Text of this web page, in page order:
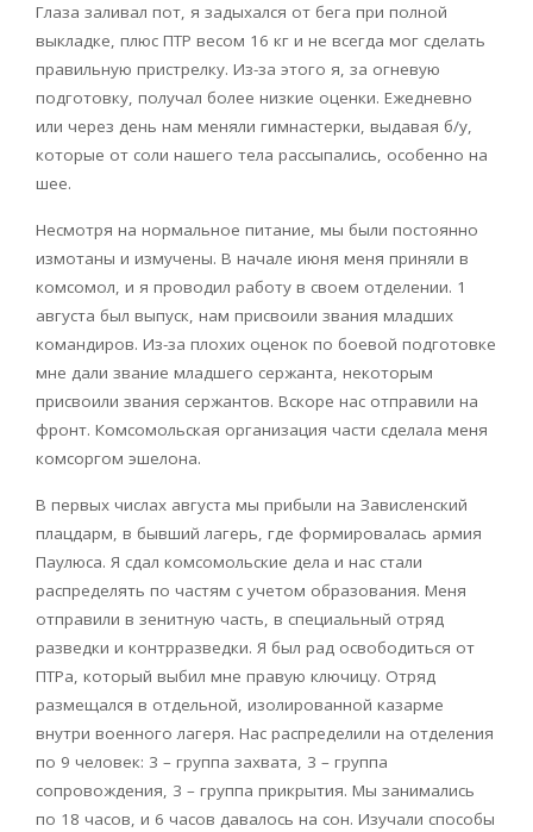
Глаза заливал пот, я задыхался от бега при полной
выкладке, плюс ПТР весом 16 кг и не всегда мог сделать
правильную пристрелку. Из-за этого я, за огневую
подготовку, получал более низкие оценки. Ежедневно
или через день нам меняли гимнастерки, выдавая б/у,
которые от соли нашего тела рассыпались, особенно на
шее.
Несмотря на нормальное питание, мы были постоянно
измотаны и измучены. В начале июня меня приняли в
комсомол, и я проводил работу в своем отделении. 1
августа был выпуск, нам присвоили звания младших
командиров. Из-за плохих оценок по боевой подготовке
мне дали звание младшего сержанта, некоторым
присвоили звания сержантов. Вскоре нас отправили на
фронт. Комсомольская организация части сделала меня
комсоргом эшелона.
В первых числах августа мы прибыли на Зависленский
плацдарм, в бывший лагерь, где формировалась армия
Паулюса. Я сдал комсомольские дела и нас стали
распределять по частям с учетом образования. Меня
отправили в зенитную часть, в специальный отряд
разведки и контрразведки. Я был рад освободиться от
ПТРа, который выбил мне правую ключицу. Отряд
размещался в отдельной, изолированной казарме
внутри военного лагеря. Нас распределили на отделения
по 9 человек: 3 – группа захвата, 3 – группа
сопровождения, 3 – группа прикрытия. Мы занимались
по 18 часов, и 6 часов давалось на сон. Изучали способы